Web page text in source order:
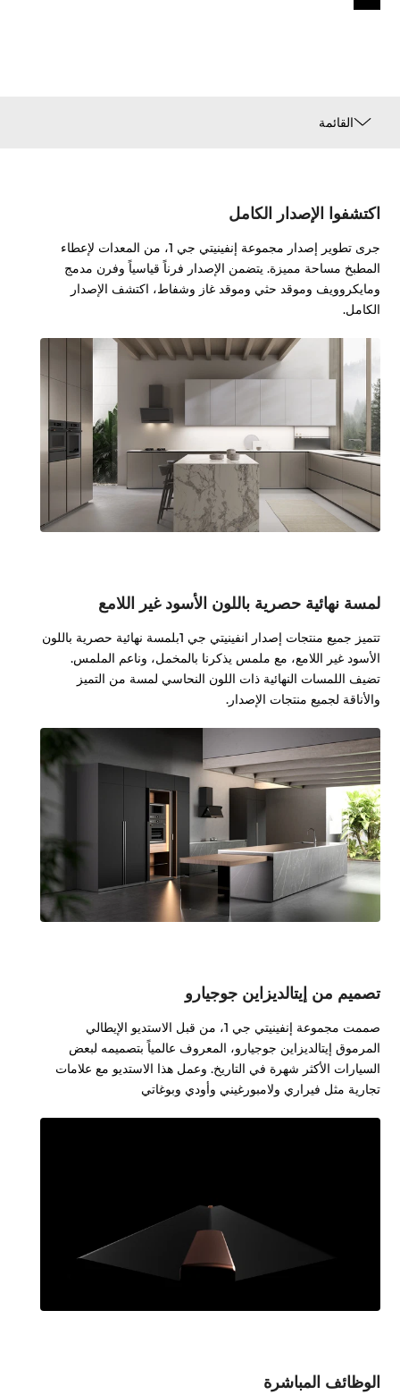
القائمة
اكتشفوا الإصدار الكامل
جرى تطوير إصدار مجموعة إنفينيتي جي 1، من المعدات لإعطاء
المطبخ مساحة مميزة. يتضمن الإصدار فرناً قياسياً وفرن مدمج
ومايكروويف وموقد حثي وموقد غاز وشفاط، اكتشف الإصدار
الكامل.
لمسة نهائية حصرية باللون الأسود غير اللامع
تتميز جميع منتجات إصدار انفينيتي جي 1بلمسة نهائية حصرية باللون
الأسود غير اللامع، مع ملمس يذكرنا بالمخمل، وناعم الملمس.
تضيف اللمسات النهائية ذات اللون النحاسي لمسة من التميز
والأناقة لجميع منتجات الإصدار.
تصميم من إيتالديزاين جوجيارو
صممت مجموعة إنفينيتي جي 1، من قبل الاستديو الإيطالي
المرموق إيتالديزاين جوجيارو، المعروف عالمياً بتصميمه لبعض
السيارات الأكثر شهرة في التاريخ. وعمل هذا الاستديو مع علامات
تجارية مثل فيراري ولامبورغيني وأودي وبوغاتي
الوظائف المباشرة